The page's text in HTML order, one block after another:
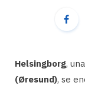
Helsingborg, una
(Øresund), se